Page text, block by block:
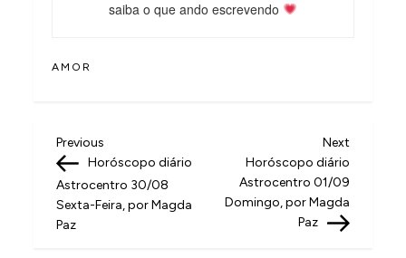
saiba o que ando escrevendo
AMOR
N
a
v
e
Previous
Post
Previous
Horóscopo diário
Astrocentro 30/08
Sexta-Feira, por Magda
Paz
Next
Post
Next
Horóscopo diário
Astrocentro 01/09
Domingo, por Magda
Paz